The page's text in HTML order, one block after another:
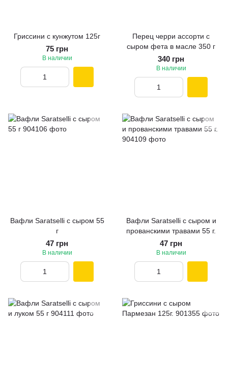
Гриссини с кунжутом 125г
75 грн
В наличии
Перец черри ассорти c
сыром фета в масле 350 г
340 грн
В наличии
Вафли Saratselli с сыром 55
г
47 грн
В наличии
Вафли Saratselli с сыром и
прованскими травами 55 г.
47 грн
В наличии